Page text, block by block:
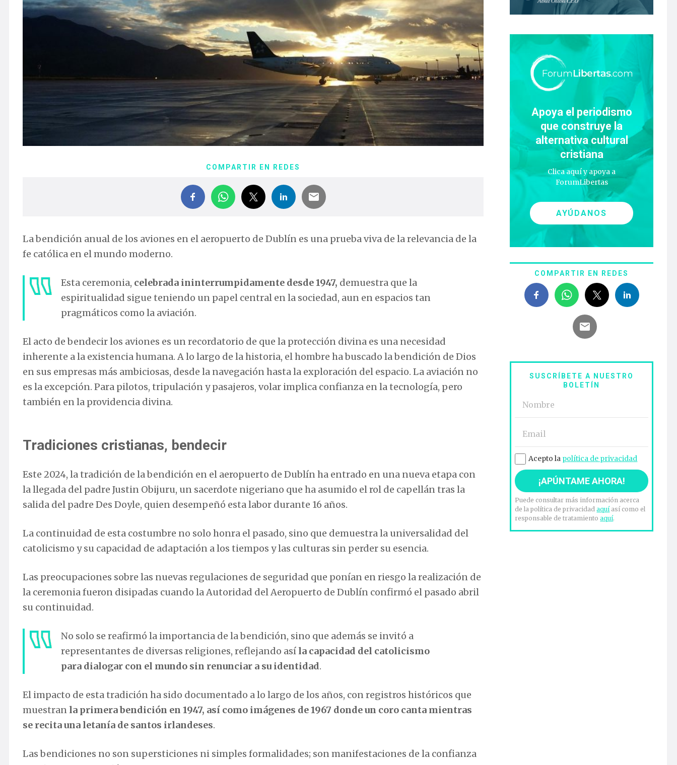
COMPARTIR EN REDES
La bendición anual de los aviones en el aeropuerto de Dublín es una prueba viva de la relevancia de la
fe católica en el mundo moderno.
Esta ceremonia, celebrada ininterrumpidamente desde 1947, demuestra que la
espiritualidad sigue teniendo un papel central en la sociedad, aun en espacios tan
pragmáticos como la aviación.
El acto de bendecir los aviones es un recordatorio de que la protección divina es una necesidad
inherente a la existencia humana. A lo largo de la historia, el hombre ha buscado la bendición de Dios
en sus empresas más ambiciosas, desde la navegación hasta la exploración del espacio. La aviación no
es la excepción. Para pilotos, tripulación y pasajeros, volar implica confianza en la tecnología, pero
también en la providencia divina.
Tradiciones cristianas, bendecir
Este 2024, la tradición de la bendición en el aeropuerto de Dublín ha entrado en una nueva etapa con
la llegada del padre Justin Obijuru, un sacerdote nigeriano que ha asumido el rol de capellán tras la
salida del padre Des Doyle, quien desempeñó esta labor durante 16 años.
La continuidad de esta costumbre no solo honra el pasado, sino que demuestra la universalidad del
catolicismo y su capacidad de adaptación a los tiempos y las culturas sin perder su esencia.
Las preocupaciones sobre las nuevas regulaciones de seguridad que ponían en riesgo la realización de
la ceremonia fueron disipadas cuando la Autoridad del Aeropuerto de Dublín confirmó el pasado abril
su continuidad.
No solo se reafirmó la importancia de la bendición, sino que además se invitó a
representantes de diversas religiones, reflejando así la capacidad del catolicismo
para dialogar con el mundo sin renunciar a su identidad.
El impacto de esta tradición ha sido documentado a lo largo de los años, con registros históricos que
muestran la primera bendición en 1947, así como imágenes de 1967 donde un coro canta mientras
se recita una letanía de santos irlandeses.
Las bendiciones no son supersticiones ni simples formalidades; son manifestaciones de la confianza
Apoya el periodismo
que construye la
alternativa cultural
cristiana
Clica aquí y apoya a
ForumLibertas
AYÚDANOS
COMPARTIR EN REDES
SUSCRÍBETE A NUESTRO
BOLETÍN
Acepto la política de privacidad
Puede consultar más información acerca
de la política de privacidadaquíasí como el
responsable de tratamientoaquí.